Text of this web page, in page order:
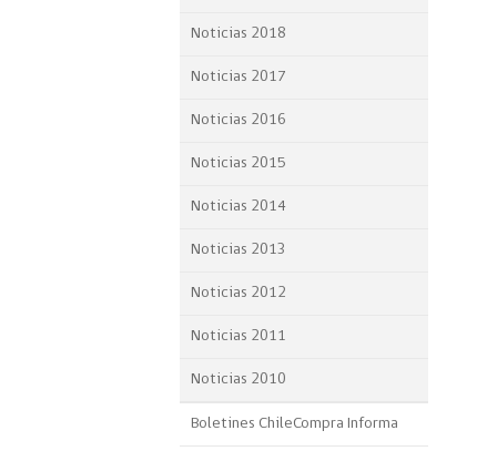
Noticias 2018
Noticias 2017
Noticias 2016
Noticias 2015
Noticias 2014
Noticias 2013
Noticias 2012
Noticias 2011
Noticias 2010
Boletines ChileCompra Informa